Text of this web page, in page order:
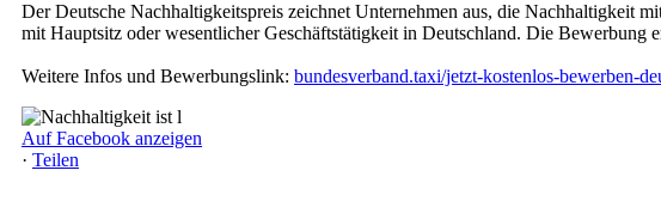
Der Deutsche Nachhaltigkeitspreis zeichnet Unternehmen aus, die Nachhaltigkeit
mit Hauptsitz oder wesentlicher Geschäftstätigkeit in Deutschland. Die Bewerbung
Weitere Infos und Bewerbungslink: bundesverband.taxi/jetzt-kostenlos-bewerben-
Auf Facebook anzeigen
· Teilen